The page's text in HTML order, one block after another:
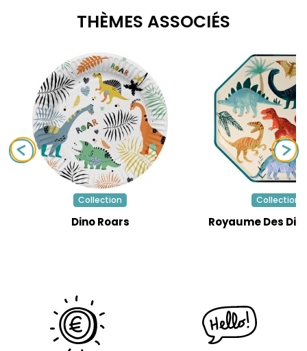
THÈMES ASSOCIÉS
Collection
Dino Roars
Collection
Royaume Des